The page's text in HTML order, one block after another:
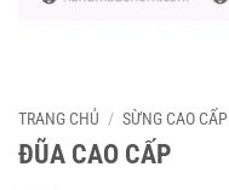
TRANG CHỦ / SỪNG CAO CẤP
ĐŨA CAO CẤP